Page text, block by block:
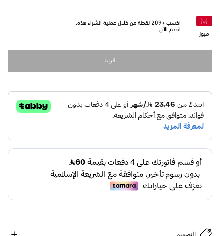
ميوز
اكسب +209 نقطة من خلال عملية الشراء هذه.
انضم الآن
قريبا
التصميم